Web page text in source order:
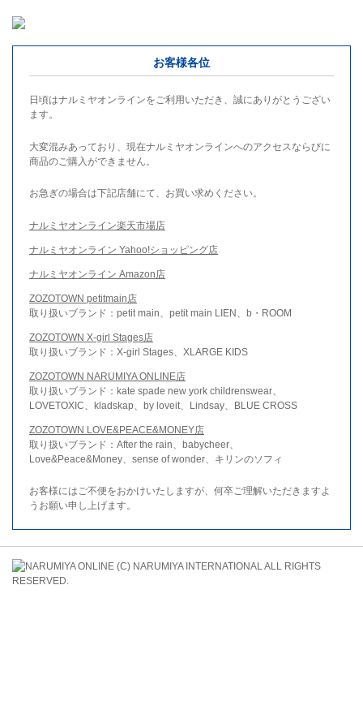
お客様各位
日頃はナルミヤオンラインをご利用いただき、誠にありがとうござい
ます。
大変混みあっており、現在ナルミヤオンラインへのアクセスならびに
商品のご購入ができません。
お急ぎの場合は下記店舗にて、お買い求めください。
ナルミヤオンライン楽天市場店
ナルミヤオンライン Yahoo!ショッピング店
ナルミヤオンライン Amazon店
ZOZOTOWN petitmain店
取り扱いブランド：petit main、petit main LIEN、b・ROOM
ZOZOTOWN X-girl Stages店
取り扱いブランド：X-girl Stages、XLARGE KIDS
ZOZOTOWN NARUMIYA ONLINE店
取り扱いブランド：kate spade new york childrenswear、
LOVETOXIC、kladskap、by loveit、Lindsay、BLUE CROSS
ZOZOTOWN LOVE&PEACE&MONEY店
取り扱いブランド：After the rain、babycheer、
Love&Peace&Money、sense of wonder、キリンのソフィ
お客様にはご不便をおかけいたしますが、何卒ご理解いただきますよ
うお願い申し上げます。